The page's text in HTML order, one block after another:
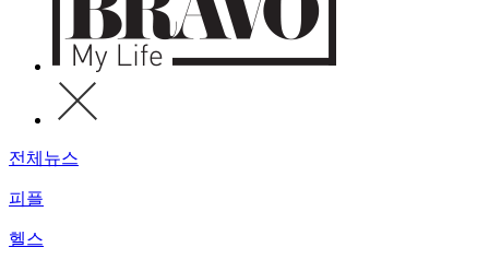
전체뉴스
피플
헬스